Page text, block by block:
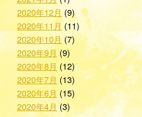
2020年12月(9)
2020年11月(11)
2020年10月(7)
2020年9月 (9)
2020年8月 (12)
2020年7月 (13)
2020年6月(15)
2020年4月(3)